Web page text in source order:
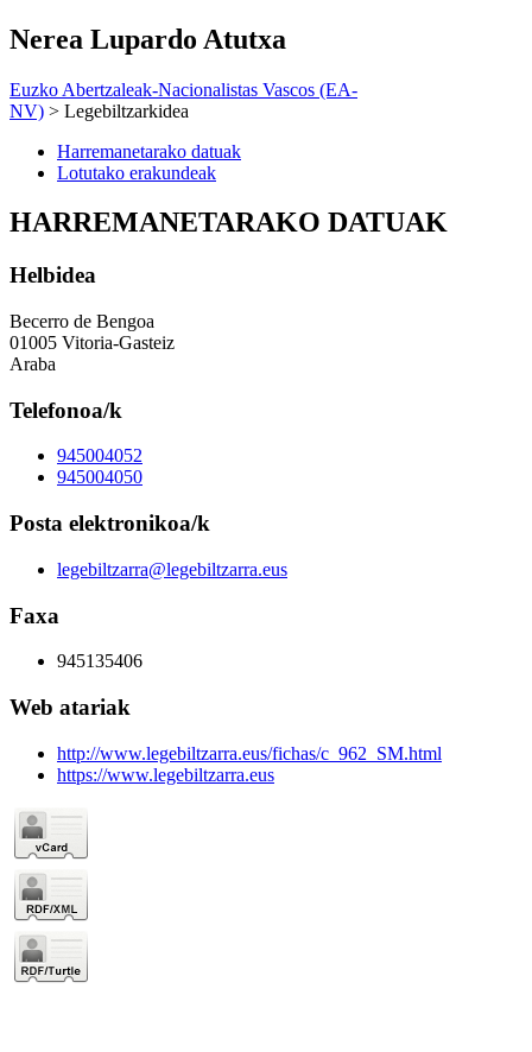
Nerea Lupardo Atutxa
Euzko Abertzaleak-Nacionalistas Vascos (EA-
NV) > Legebiltzarkidea
Harremanetarako datuak
Lotutako erakundeak
HARREMANETARAKO DATUAK
Helbidea
Becerro de Bengoa
01005 Vitoria-Gasteiz
Araba
Telefonoa/k
945004052
945004050
Posta elektronikoa/k
legebiltzarra@legebiltzarra.eus
Faxa
945135406
Web atariak
http://www.legebiltzarra.eus/fichas/c_962_SM.html
https://www.legebiltzarra.eus